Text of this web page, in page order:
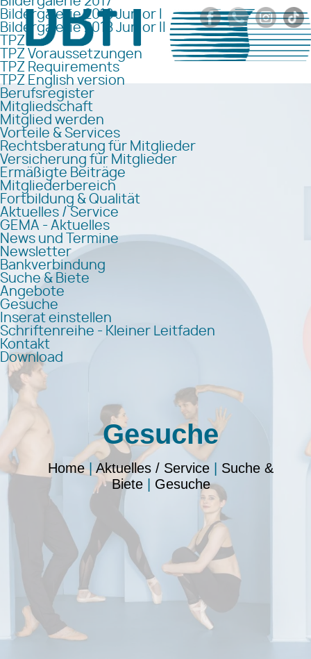
Bildergalerie 2018 Junior I
Bildergalerie 2018 Junior II
TPZ
TPZ Voraussetzungen
TPZ Requirements
TPZ English version
Berufsregister
Mitgliedschaft
Mitglied werden
Vorteile & Services
Rechtsberatung für Mitglieder
Versicherung für Mitglieder
Ermäßigte Beiträge
Mitgliederbereich
Fortbildung & Qualität
Aktuelles / Service
GEMA - Aktuelles
News und Termine
Newsletter
Bankverbindung
Suche & Biete
Angebote
Gesuche
Inserat einstellen
Schriftenreihe - Kleiner Leitfaden
Kontakt
Download
Gesuche
Home|Aktuelles / Service | Suche &
Biete| Gesuche